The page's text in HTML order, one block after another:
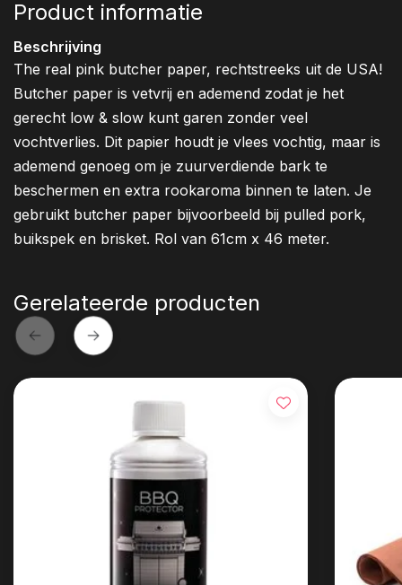
Product informatie
Beschrijving
The real pink butcher paper, rechtstreeks uit de USA!
Butcher paper is vetvrij en ademend zodat je het
gerecht low & slow kunt garen zonder veel
vochtverlies. Dit papier houdt je vlees vochtig, maar is
ademend genoeg om je zuurverdiende bark te
beschermen en extra rookaroma binnen te laten. Je
gebruikt butcher paper bijvoorbeeld bij pulled pork,
buikspek en brisket. Rol van 61cm x 46 meter.
Gerelateerde producten